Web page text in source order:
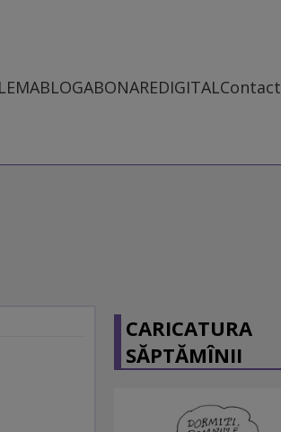
ABONAREDIGITALContact
CARICATURA
SĂPTĂMÎNII